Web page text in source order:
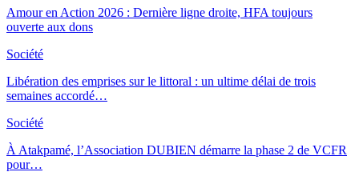
Amour en Action 2026 : Dernière ligne droite, HFA toujours
ouverte aux dons
Société
Libération des emprises sur le littoral : un ultime délai de trois
semaines accordé…
Société
À Atakpamé, l’Association DUBIEN démarre la phase 2 de VCFR
pour…